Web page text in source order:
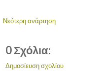
Νεότερη ανάρτηση
0 Σχόλια:
Δημοσίευση σχολίου